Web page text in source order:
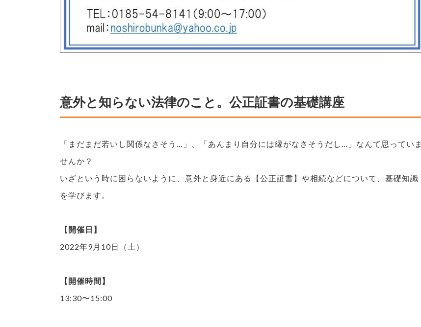
意外と知らない法律のこと。公正証書の基礎講座
「まだまだ若いし関係なさそう…」、「あんまり自分には縁がなさそうだし…」なんて思っていま
せんか？
いざという時に困らないように、意外と身近にある【公正証書】や相続などについて、基礎知識
を学びます。
【開催日】
2022年9月10日（土）
【開催時間】
13:30〜15:00